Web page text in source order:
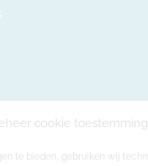
cookie toestemming
te bieden, gebruiken wij